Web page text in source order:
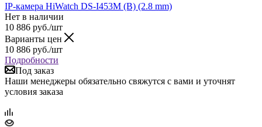
IP-камера HiWatch DS-I453M (B) (2.8 mm)
Нет в наличии
10 886 руб./шт
Варианты цен
10 886 руб./шт
Подробности
Под заказ
Наши менеджеры обязательно свяжутся с вами и уточнят
условия заказа